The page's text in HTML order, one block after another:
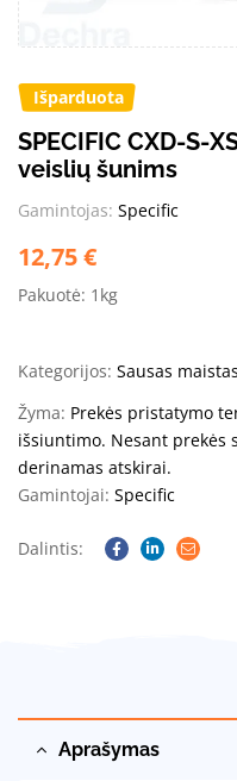
Išparduota
SPECIFIC CXD-S-
veislių šunims
Gamintojas: Specific
12,75€
Pakuotė: 1kg
Kategorijos: Sausas maistas
Žyma: Prekės pristatymo
išsiuntimo. Nesant prekės
derinamas atskirai.
Gamintojai: Specific
Dalintis:
Facebook
Linkedin
Email
Aprašymas